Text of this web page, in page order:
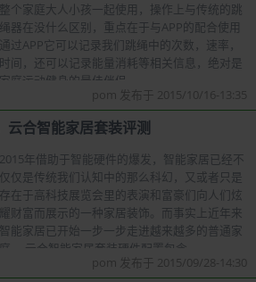
整个家庭大人小孩一起使用，操作上与传统的跳
绳器在没什么区别，重点在于与APP的配合使用
通过APP它可以记录我们跳绳中的次数，速率，
时间，还可以记录能量消耗等相关信息，绝对是
家庭运动健身的最佳伴侣。
pom 发布于 2015/10/16-13:35
云合智能家居套装评测
2015年借助于智能硬件的爆发，智能家居已经不
仅仅是传统我们认知中的那么科幻，又或者只是
存在于高科技展览会里的表演和富豪们向人们炫
耀财富而展示的一种家居装饰。而事实上近年来
智能家居已开始一步一步走进越来越多的普通家
庭。 云合智能家居套装硬件配置包含
pom 发布于 2015/09/28-14:30